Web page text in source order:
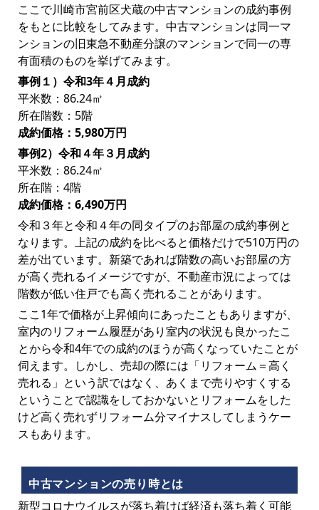
ここで川崎市宮前区犬蔵の中古マンションの成約事例
をもとに比較をしてみます。中古マンションは同一マ
ンションの旧東急不動産分譲のマンションで同一の専
有面積のものを挙げてみます。
事例１）令和3年４月成約
平米数：86.24㎡
所在階数：5階
成約価格：5,980万円
事例2）令和４年３月成約
平米数：86.24㎡
所在階：4階
成約価格：6,490万円
令和３年と令和４年の同タイプのお部屋の成約事例と
なります。上記の成約を比べると価格だけで510万円の
差が出ています。新築であれば階数の高いお部屋の方
が高く売れるイメージですが、不動産市況によっては
階数が低い住戸でも高く売れることがあります。
ここ1年で価格が上昇傾向にあったこともありますが、
室内のリフォーム履歴があり室内の状況も良かったこ
とから令和4年での成約のほうが高くなっていたことが
伺えます。しかし、売却の際には「リフォーム＝高く
売れる」という訳ではなく、あくまで売りやすくする
ということで認識をしておかないとリフォームをした
けど高く売れずリフォーム分マイナスしてしまうケー
スもあります。
中古マンションの売り時とは
新型コロナウイルスが落ち着けば経済も落ち着く可能